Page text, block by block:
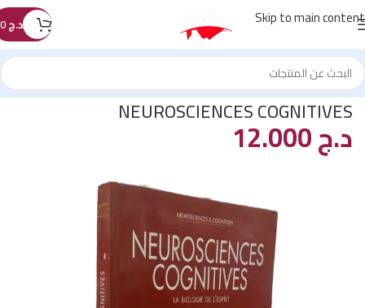
Skip to main content د.ج
الرئيسية/كتب الطب
NEUROSCIENCES COGNITIVES
د.ج